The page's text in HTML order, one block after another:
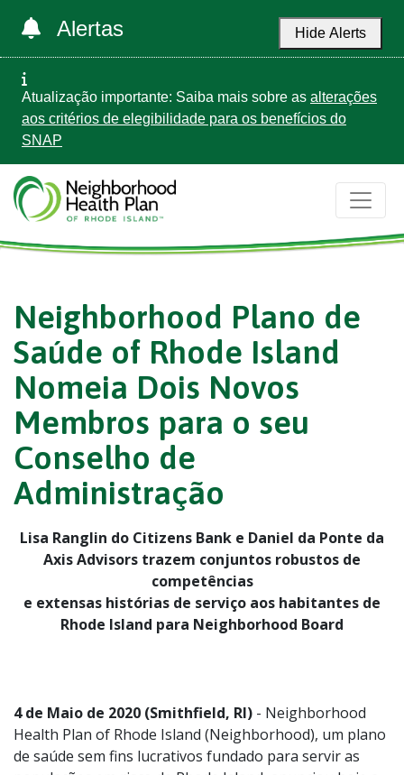
Alertas Hide Alerts
Atualização importante: Saiba mais sobre as alterações
aos critérios de elegibilidade para os benefícios do
SNAP
Neighborhood Plano de
Saúde of Rhode Island
Nomeia Dois Novos
Membros para o seu
Conselho de
Administração
Lisa Ranglin do Citizens Bank e Daniel da Ponte da
Axis Advisors trazem conjuntos robustos de
competências
e extensas histórias de serviço aos habitantes de
Rhode Island para Neighborhood Board
4 de Maio de 2020 (Smithfield, RI) - Neighborhood
Health Plan of Rhode Island (Neighborhood), um plano
de saúde sem fins lucrativos fundado para servir as